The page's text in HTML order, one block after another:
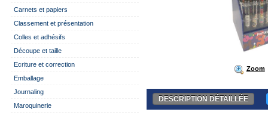
Carnets et papiers
Classement et présentation
Colles et adhésifs
Découpe et taille
Ecriture et correction
Emballage
Journaling
Maroquinerie
Zoom
DESCRIPTION DÉTAILLÉE